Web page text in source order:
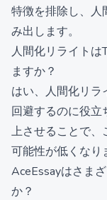
特徴を排除し、人
み出します。
人間化リライトは
ますか？
はい、人間化リラ
回避するのに役立
上させることで、
可能性が低くなり
AceEssayはさま
か？